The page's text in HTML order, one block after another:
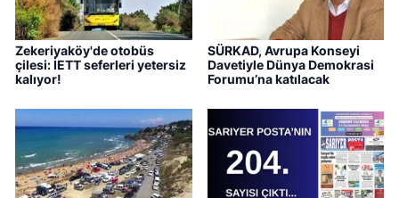
Zekeriyaköy'de otobüs
çilesi: İETT seferleri yetersiz
kalıyor!
SÜRKAD, Avrupa Konseyi
Davetiyle Dünya Demokrasi
Forumu’na katılacak